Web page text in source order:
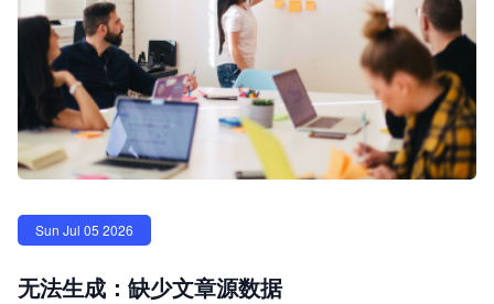
Sun Jul 05 2026
无法生成：缺少文章源数据